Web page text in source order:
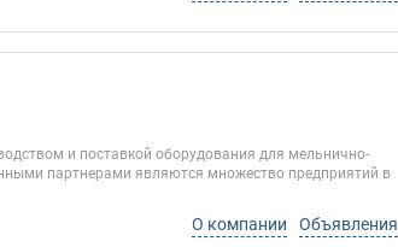
и поставкой оборудования для мельнично-
партнерами являются множество предприятий в
О компании Объявления